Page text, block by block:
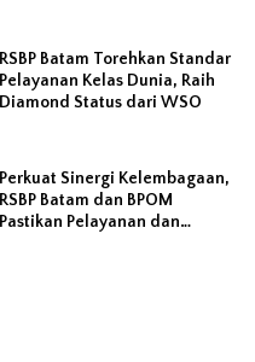
RSBP Batam Torehkan Standar
Pelayanan Kelas Dunia, Raih
Diamond Status dari WSO
Perkuat Sinergi Kelembagaan,
RSBP Batam dan BPOM
Pastikan Pelayanan dan